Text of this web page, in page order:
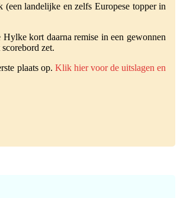
landelijke en zelfs Europese topper in
kort daarna remise in een gewonnen
zet.
plaats op. Klik hier voor de uitslagen en